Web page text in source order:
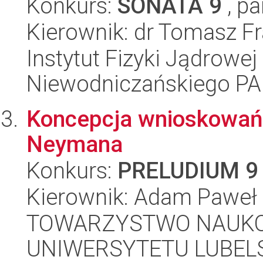
Konkurs: SONATA 9 ,
Kierownik: dr Tomasz
Instytut Fizyki
Niewodniczańskiego
Koncepcja
Neymana
Konkurs: PRELUDIUM 9
Kierownik: Adam
TOWARZYSTWO
UNIWERSYTETU